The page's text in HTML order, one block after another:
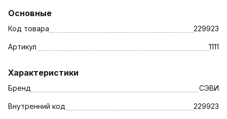
Основные
Код товара 229923
Артикул 1111
Характеристики
Бренд СЭВИ
Внутренний код 229923